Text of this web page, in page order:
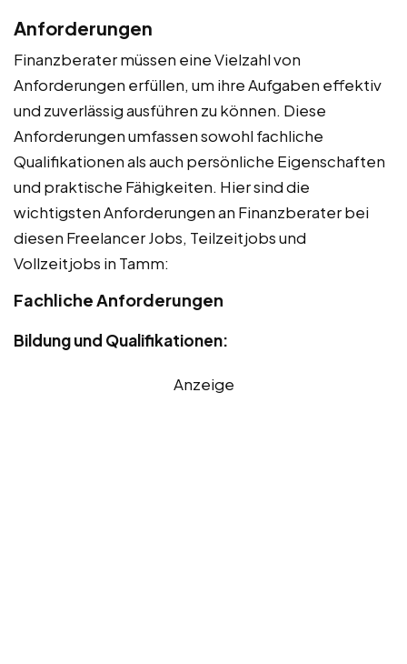
Anforderungen
Finanzberater müssen eine Vielzahl von
Anforderungen erfüllen, um ihre Aufgaben effektiv
und zuverlässig ausführen zu können. Diese
Anforderungen umfassen sowohl fachliche
Qualifikationen als auch persönliche Eigenschaften
und praktische Fähigkeiten. Hier sind die
wichtigsten Anforderungen an Finanzberater bei
diesen Freelancer Jobs, Teilzeitjobs und
Vollzeitjobs in Tamm:
Fachliche Anforderungen
Bildung und Qualifikationen:
Anzeige